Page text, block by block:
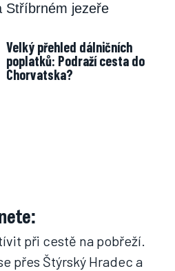
Stříbrném jezeře
Velký přehled dálničních
poplatků: Podraží cesta do
Chorvatska?
při cestě na pobřeží.
přes Štýrský Hradec a